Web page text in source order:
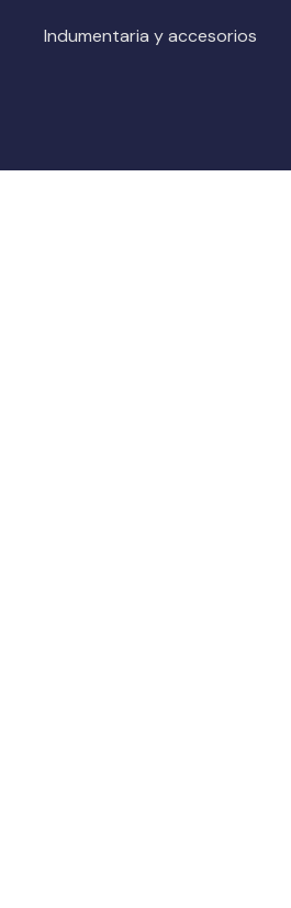
Indumentaria y accesorios